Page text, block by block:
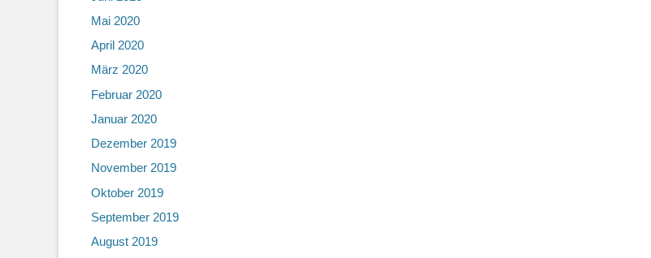
Mai 2020
April 2020
März 2020
Februar 2020
Januar 2020
Dezember 2019
November 2019
Oktober 2019
September 2019
August 2019